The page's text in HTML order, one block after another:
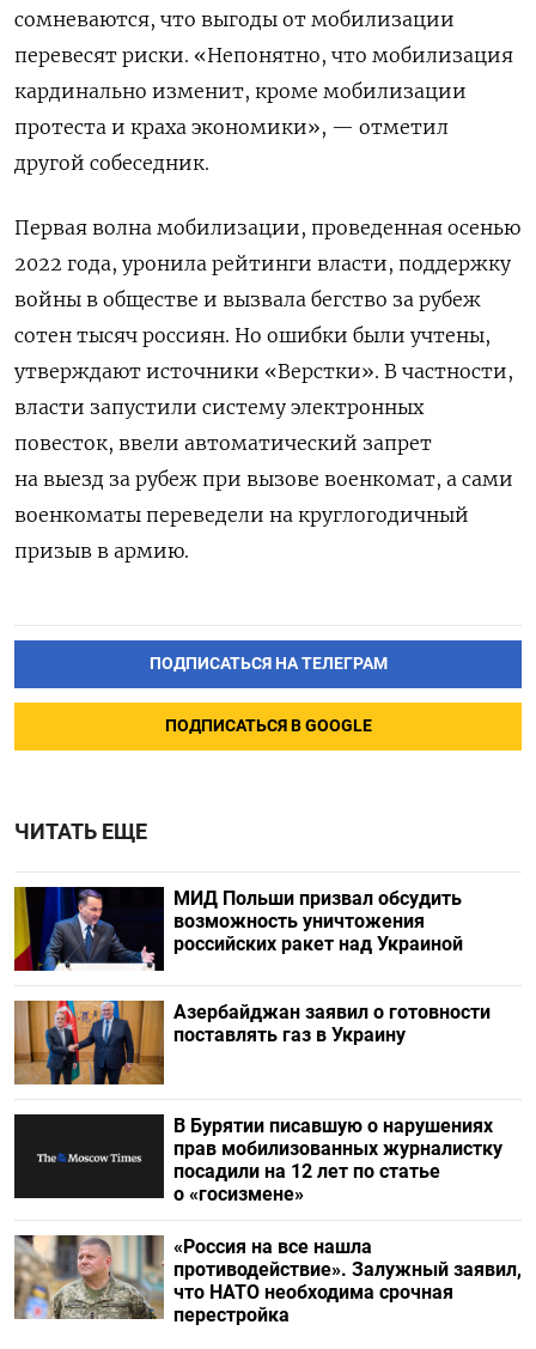
сомневаются, что выгоды от мобилизации
перевесят риски. «Непонятно, что мобилизация
кардинально изменит, кроме мобилизации
протеста и краха экономики», — отметил
другой собеседник.
Первая волна мобилизации, проведенная осенью
2022 года, уронила рейтинги власти, поддержку
войны в обществе и вызвала бегство за рубеж
сотен тысяч россиян. Но ошибки были учтены,
утверждают источники «Верстки». В частности,
власти запустили систему электронных
повесток, ввели автоматический запрет
на выезд за рубеж при вызове военкомат, а сами
военкоматы переведели на круглогодичный
призыв в армию.
ПОДПИСАТЬСЯ НА ТЕЛЕГРАМ
ПОДПИСАТЬСЯ В GOOGLE
ЧИТАТЬ ЕЩЕ
МИД Польши призвал обсудить
возможность уничтожения
российских ракет над Украиной
Азербайджан заявил о готовности
поставлять газ в Украину
В Бурятии писавшую о нарушениях
прав мобилизованных журналистку
посадили на 12 лет по статье
о «госизмене»
«Россия на все нашла
противодействие». Залужный заявил,
что НАТО необходима срочная
перестройка